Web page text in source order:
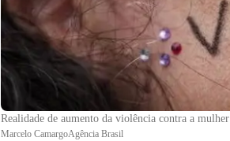
Realidade de aumento da violência contra a
Marcelo CamargoAgência Brasil